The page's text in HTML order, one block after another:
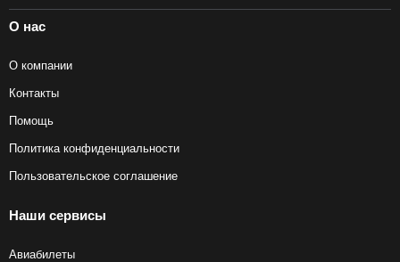
О нас
О компании
Контакты
Помощь
Политика конфиденциальности
Пользовательское соглашение
Наши сервисы
Авиабилеты